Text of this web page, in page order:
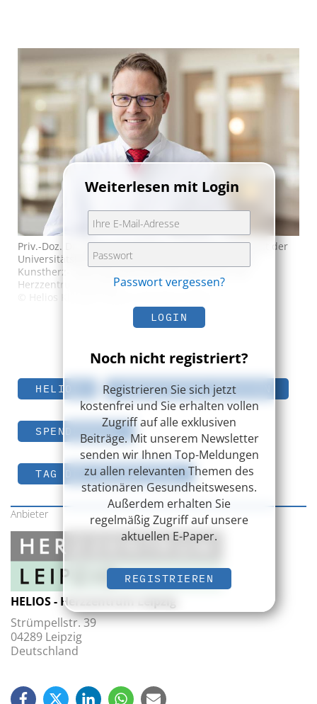
Priv.-Doz. Dr. Alexej Dashkevich | Leitender Oberarzt der
Universitätsklinik für Herzchirurgie und Leiter des
Kunstherz- und Transplantationsprogramms am
Herzzentrum Leipzig
Weiterlesen mit Login
Passwort vergessen?
LOGIN
Noch nicht registriert?
Registrieren Sie sich jetzt
kostenfrei und Sie erhalten vollen
Zugriff auf alle exklusiven
Beiträge. Mit unserem Newsletter
senden wir Ihnen Top-Meldungen
zu allen relevanten Themen des
stationären Gesundheitswesens.
Außerdem erhalten Sie
regelmäßig Zugriff auf unsere
aktuellen E-Paper.
REGISTRIEREN
HELIOS ORGANTRANSPLANTATION
SPENDERHERZ
TAG DER ORGANSPENDE
Anbieter
HELIOS - Herzzentrum Leipzig
Strümpellstr. 39
04289 Leipzig
Deutschland